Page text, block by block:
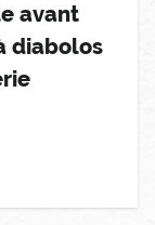
avant
diabolos